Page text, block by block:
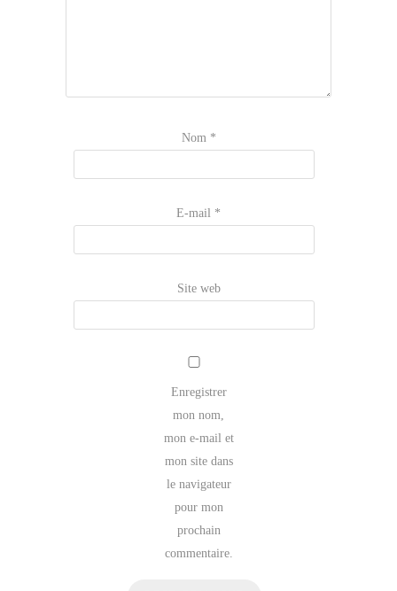
Nom *
E-mail *
Site web
Enregistrer
mon nom,
mon e-mail et
mon site dans
le navigateur
pour mon
prochain
commentaire.